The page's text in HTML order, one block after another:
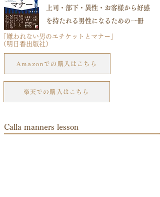
上司・部下・異性・お客様から好感
を持たれる男性になるための一冊
「嫌われない男のエチケットとマナー」
（明日香出版社）
Amazonでの購入はこちら
楽天での購入はこちら
​Calla manners lesson